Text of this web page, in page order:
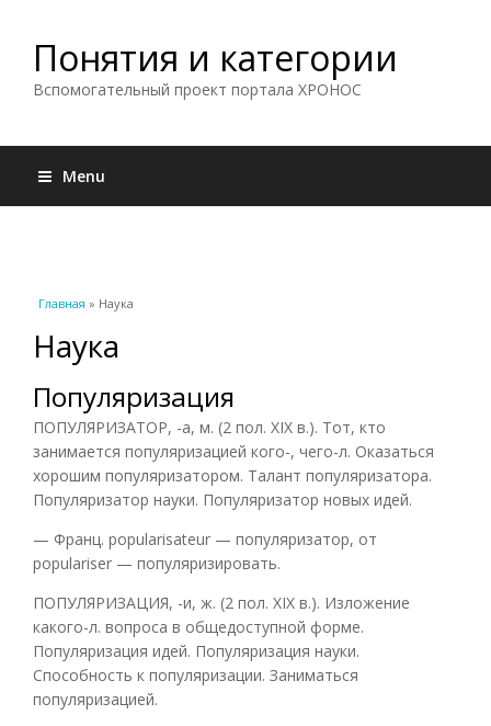
Понятия и категории
Вспомогательный проект портала ХРОНОС
Menu
Вы здесь
Главная » Наука
Наука
Популяризация
ПОПУЛЯРИЗАТОР, -а, м. (2 пол. XIX в.). Тот, кто
занимается популяризацией кого-, чего-л. Оказаться
хорошим популяризатором. Талант популяризатора.
Популяризатор науки. Популяризатор новых идей.
— Франц. popularisateur — популяризатор, от
populariser — популяризировать.
ПОПУЛЯРИЗАЦИЯ, -и, ж. (2 пол. XIX в.). Изложение
какого-л. вопроса в общедоступной форме.
Популяризация идей. Популяризация науки.
Способность к популяризации. Заниматься
популяризацией.